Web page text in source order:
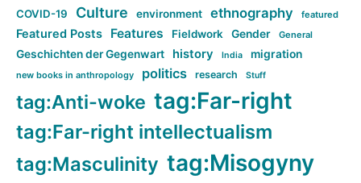
COVID-19 Culture environment ethnography featured
Featured Posts Features Fieldwork Gender General
Geschichten der Gegenwart history India migration
new books in anthropology politics research Stuff
tag:Anti-woke tag:Far-right
tag:Far-right intellectualism
tag:Masculinity tag:Misogyny